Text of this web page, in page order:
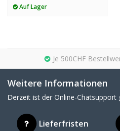
Auf Lager
Je 500CHF
Weitere Informationen
Derzeit ist der Online-Chatsupport
Lieferfristen